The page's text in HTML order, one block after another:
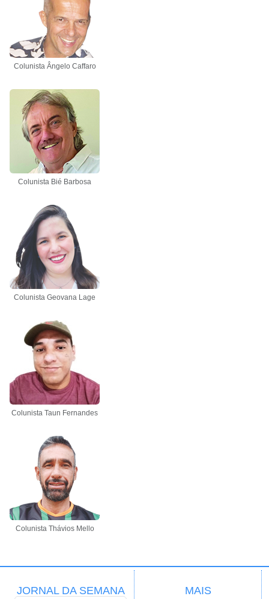
Colunista Ângelo Caffaro
Colunista Bié Barbosa
Colunista Geovana Lage
Colunista Taun Fernandes
Colunista Thávios Mello
JORNAL DA SEMANA MAIS